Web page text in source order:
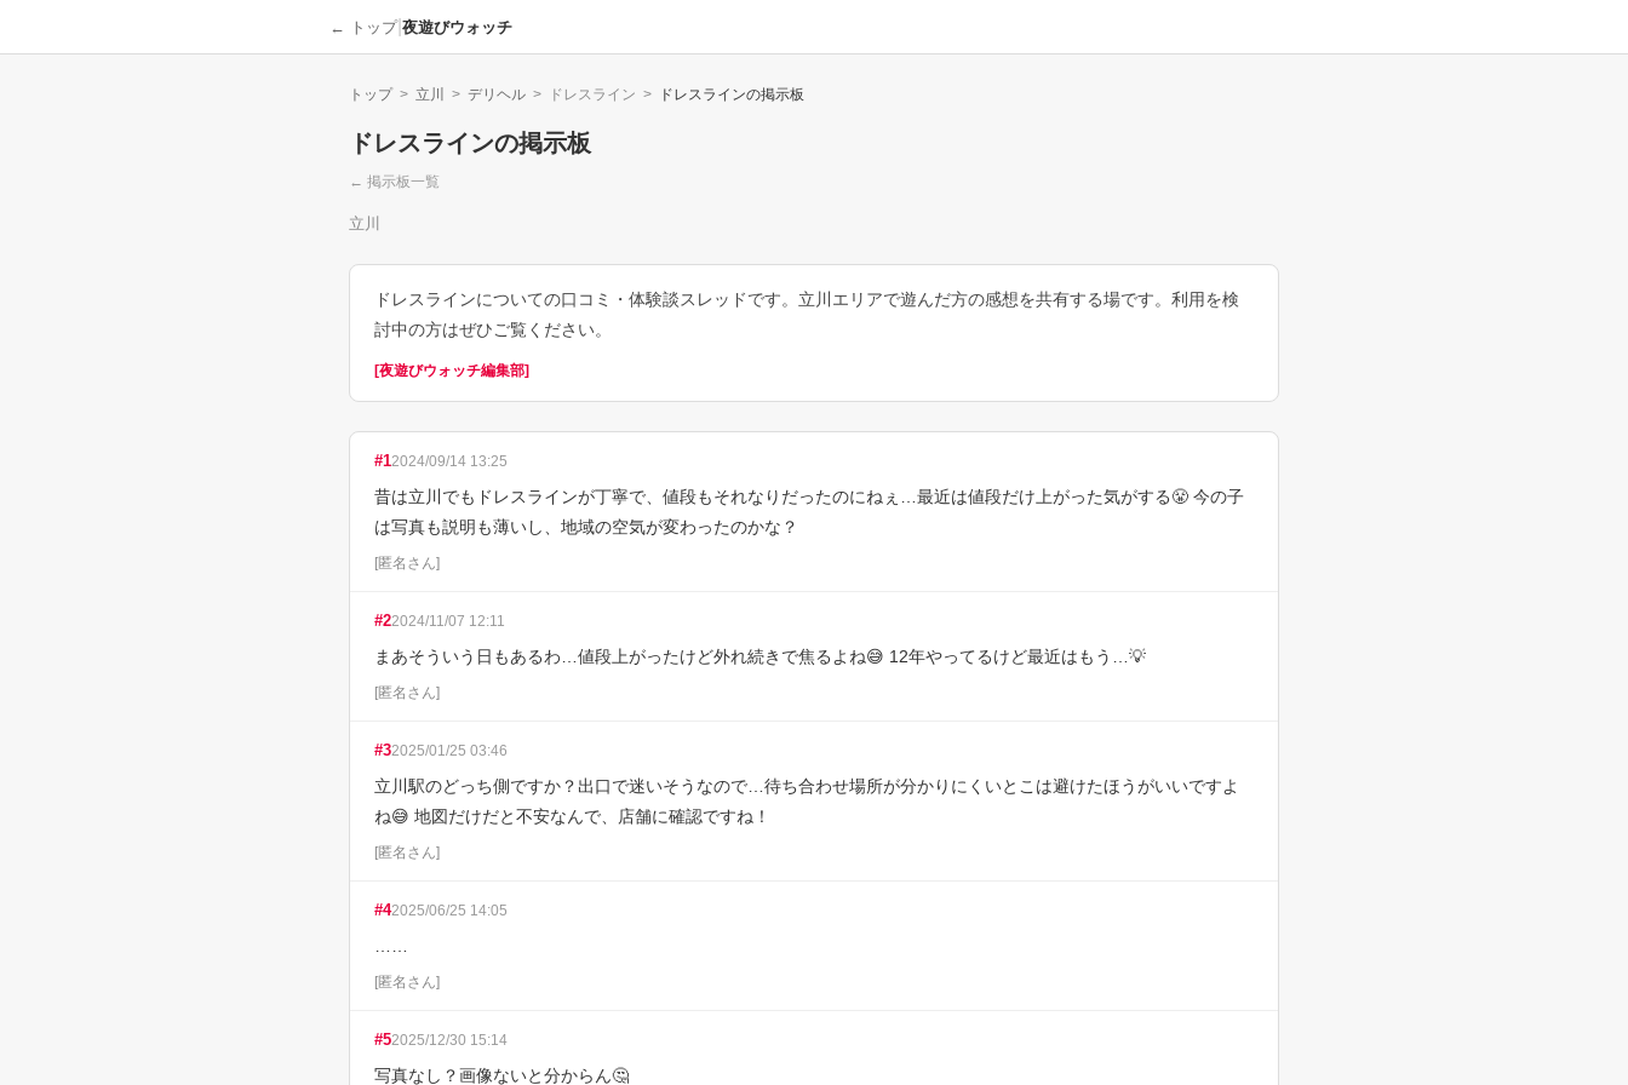
← トップ| 夜遊びウォッチ
トップ > 立川 > デリヘル > ドレスライン > ドレスラインの掲示板
ドレスラインの掲示板
← 掲示板一覧
立川
ドレスラインについての口コミ・体験談スレッドです。立川エリアで遊んだ方の感想を共有する場です。利用を検
討中の方はぜひご覧ください。
[夜遊びウォッチ編集部]
#12024/09/14 13:25
昔は立川でもドレスラインが丁寧で、値段もそれなりだったのにねぇ…最近は値段だけ上がった気がする😤 今の子
は写真も説明も薄いし、地域の空気が変わったのかな？
[匿名さん]
#22024/11/07 12:11
まあそういう日もあるわ…値段上がったけど外れ続きで焦るよね😅 12年やってるけど最近はもう…💡
[匿名さん]
#32025/01/25 03:46
立川駅のどっち側ですか？出口で迷いそうなので…待ち合わせ場所が分かりにくいとこは避けたほうがいいですよ
ね😅 地図だけだと不安なんで、店舗に確認ですね！
[匿名さん]
#42025/06/25 14:05
[匿名さん]
#52025/12/30 15:14
写真なし？画像ないと分からん🤔